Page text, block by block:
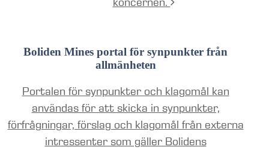
Boliden Mines portal för synpunkter från
allmänheten
Portalen för synpunkter och klagomål kan
användas för att skicka in synpunkter,
förfrågningar, förslag och klagomål från externa
intressenter som gäller Bolidens